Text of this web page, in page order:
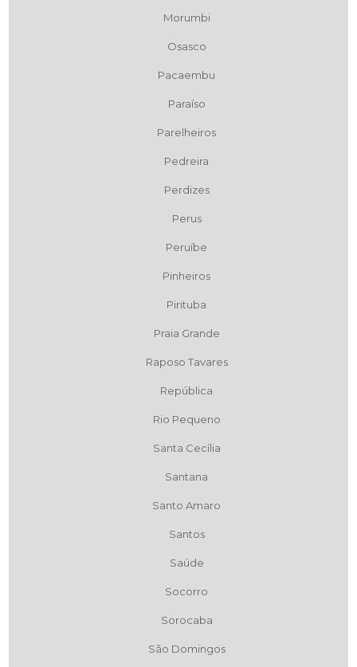
Morumbi
Osasco
Pacaembu
Paraíso
Parelheiros
Pedreira
Perdizes
Perus
Peruíbe
Pinheiros
Pirituba
Praia Grande
Raposo Tavares
República
Rio Pequeno
Santa Cecília
Santana
Santo Amaro
Santos
Saúde
Socorro
Sorocaba
São Domingos